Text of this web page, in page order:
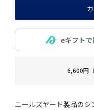
eギフト
6,600円
ニールズヤード製品のシ